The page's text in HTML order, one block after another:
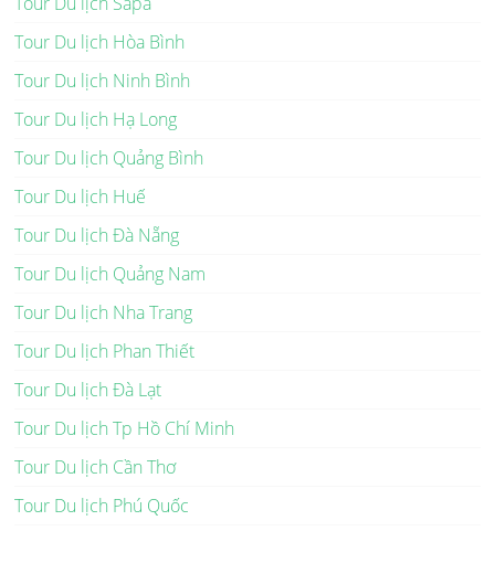
Tour Du lịch Hòa Bình
Tour Du lịch Ninh Bình
Tour Du lịch Hạ Long
Tour Du lịch Quảng Bình
Tour Du lịch Huế
Tour Du lịch Đà Nẵng
Tour Du lịch Quảng Nam
Tour Du lịch Nha Trang
Tour Du lịch Phan Thiết
Tour Du lịch Đà Lạt
Tour Du lịch Tp Hồ Chí Minh
Tour Du lịch Cần Thơ
Tour Du lịch Phú Quốc